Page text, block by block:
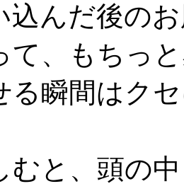
込んだ後の
て、もちっ
る瞬間はク
むと、頭の